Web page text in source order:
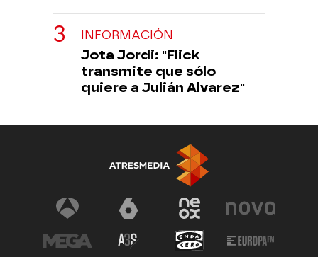
INFORMACIÓN
Jota Jordi: "Flick
transmite que sólo
quiere a Julián Alvarez"